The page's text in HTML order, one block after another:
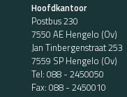
Hoofdkantoor
Postbus 230
7550 AE Hengelo (Ov)
Jan Tinbergenstraat 253
7559 SP Hengelo (Ov)
Tel: 088 - 2450050
Fax: 088 - 2450010